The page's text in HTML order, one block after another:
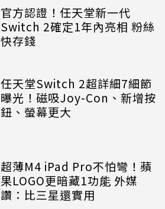
官方認證！任天堂新一代
Switch 2確定1年內亮相 粉絲
快存錢
任天堂Switch 2超詳細7細節
曝光！磁吸Joy-Con、新增按
鈕、螢幕更大
超薄M4 iPad Pro不怕彎！蘋
果LOGO更暗藏1功能 外媒
讚：比三星還實用